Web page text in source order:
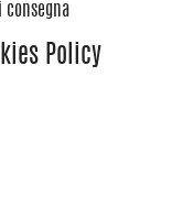
consegna
Policy